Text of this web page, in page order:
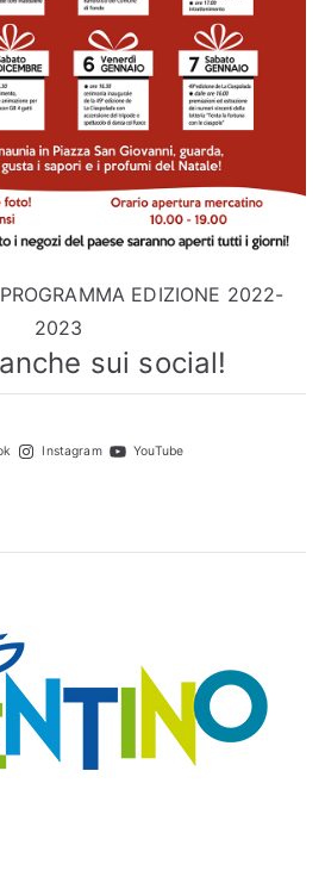
EDIZIONE 2022-
2023
sui social!
Instagram YouTube